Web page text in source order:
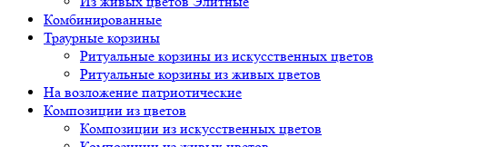
Комбинированные
Траурные корзины
Ритуальные корзины из искусственных цветов
Ритуальные корзины из живых цветов
На возложение патриотические
Композиции из цветов
Композиции из искусственных цветов